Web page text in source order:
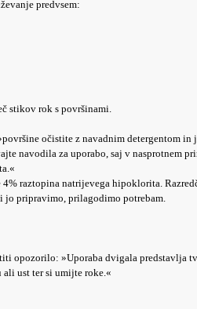
predvsem:
stikov rok s površinami.
očistite z navadnim
navodila za uporabo, saj v nasprotnem
raztopina natrijevega hipoklorita.
pripravimo, prilagodimo potrebam.
opozorilo: »Uporaba dvigala predstavlja
ust ter si umijte roke.«